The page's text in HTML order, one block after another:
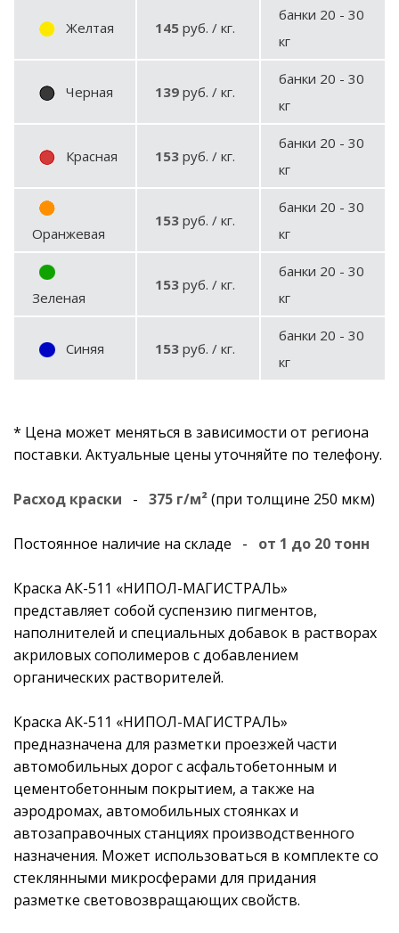
Желтая 145 руб. / кг.
банки 20 - 30
кг
Черная 139 руб. / кг.
банки 20 - 30
кг
Красная 153 руб. / кг.
банки 20 - 30
кг
Оранжевая
153 руб. / кг.
банки 20 - 30
кг
Зеленая
153 руб. / кг.
банки 20 - 30
кг
Синяя 153 руб. / кг.
банки 20 - 30
кг
* Цена может меняться в зависимости от региона
поставки. Актуальные цены уточняйте по телефону.
Расход краски - 375 г/м²(при толщине 250 мкм)
Постоянное наличие на складе - от 1 до 20 тонн
Краска АК-511 «НИПОЛ-МАГИСТРАЛЬ»
представляет собой суспензию пигментов,
наполнителей и специальных добавок в растворах
акриловых сополимеров с добавлением
органических растворителей.
Краска АК-511 «НИПОЛ-МАГИСТРАЛЬ»
предназначена для разметки проезжей части
автомобильных дорог с асфальтобетонным и
цементобетонным покрытием, а также на
аэродромах, автомобильных стоянках и
автозаправочных станциях производственного
назначения. Может использоваться в комплекте со
стеклянными микросферами для придания
разметке световозвращающих свойств.